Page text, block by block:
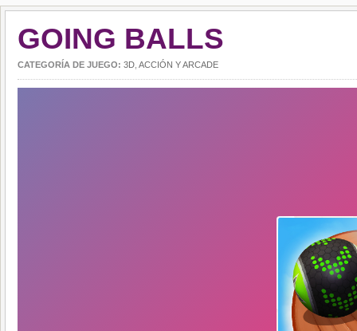
GOING BALLS
CATEGORÍA DE JUEGO: 3D ACCIÓN Y ARCADE